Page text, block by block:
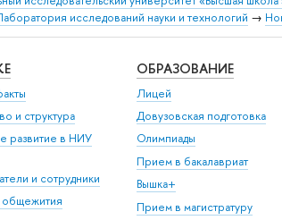
исследований науки и технологий →
и структура
развитие в НИУ
и сотрудники
общежития
ОБРАЗОВАНИЕ
Лицей
Довузовская подготовка
Олимпиады
Прием в бакалавриат
Вышка+
Прием в магистратуру